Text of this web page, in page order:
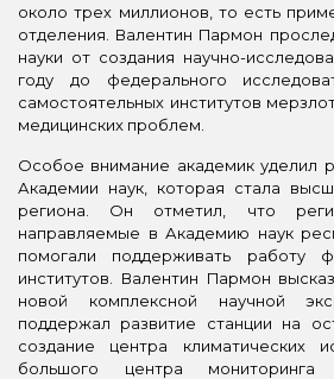
около трех миллионов, то есть
отделения. Валентин Пармон
науки от создания научно-
году до федерального
самостоятельных институтов
медицинских проблем.
Особое внимание академик уделил
Академии наук, которая стала
региона. Он отметил, что
направляемые в Академию наук
помогали поддерживать работу
институтов. Валентин Пармон
новой комплексной научной
поддержал развитие станции на
создание центра климатических
большого центра мониторинга